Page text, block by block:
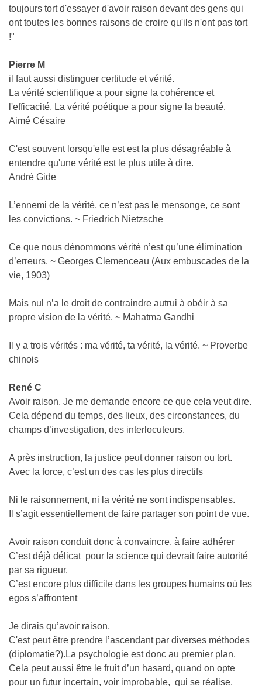
toujours tort d'essayer d'avoir raison devant des gens qui
ont toutes les bonnes raisons de croire qu'ils n'ont pas tort
!"
Pierre M
il faut aussi distinguer certitude et vérité.
La vérité scientifique a pour signe la cohérence et
l'efficacité. La vérité poétique a pour signe la beauté.
Aimé Césaire
C'est souvent lorsqu'elle est est la plus désagréable à
entendre qu'une vérité est le plus utile à dire.
André Gide
L’ennemi de la vérité, ce n’est pas le mensonge, ce sont
les convictions. ~ Friedrich Nietzsche
Ce que nous dénommons vérité n’est qu’une élimination
d’erreurs. ~ Georges Clemenceau (Aux embuscades de la
vie, 1903)
Mais nul n’a le droit de contraindre autrui à obéir à sa
propre vision de la vérité. ~ Mahatma Gandhi
Il y a trois vérités : ma vérité, ta vérité, la vérité. ~ Proverbe
chinois
René C
Avoir raison. Je me demande encore ce que cela veut dire.
Cela dépend du temps, des lieux, des circonstances, du
champs d’investigation, des interlocuteurs.
A près instruction, la justice peut donner raison ou tort.
Avec la force, c’est un des cas les plus directifs
Ni le raisonnement, ni la vérité ne sont indispensables.
Il s’agit essentiellement de faire partager son point de vue.
Avoir raison conduit donc à convaincre, à faire adhérer
C’est déjà délicat pour la science qui devrait faire autorité
par sa rigueur.
C’est encore plus difficile dans les groupes humains où les
egos s’affrontent
Je dirais qu’avoir raison,
C'est peut être prendre l’ascendant par diverses méthodes
(diplomatie?).La psychologie est donc au premier plan.
Cela peut aussi être le fruit d’un hasard, quand on opte
pour un futur incertain, voir improbable, qui se réalise.